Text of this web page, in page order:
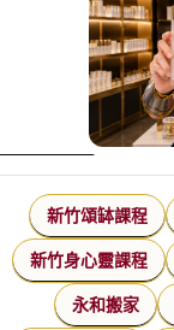
新竹頌缽課程
新竹身心靈課程
永和搬家